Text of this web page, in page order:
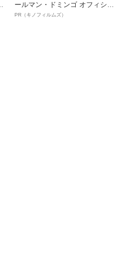
ールマン・ドミンゴ オフィシャ
ルインタビュー“観客を魅了した
PR（キノフィルムズ）